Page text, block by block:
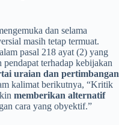
dan selama
masih tetap termuat.
pasal 218 ayat (2) yang
terhadap kebijakan
uraian dan pertimbangan
kalimat berikutnya, “Kritik
memberikan alternatif
cara yang obyektif.”